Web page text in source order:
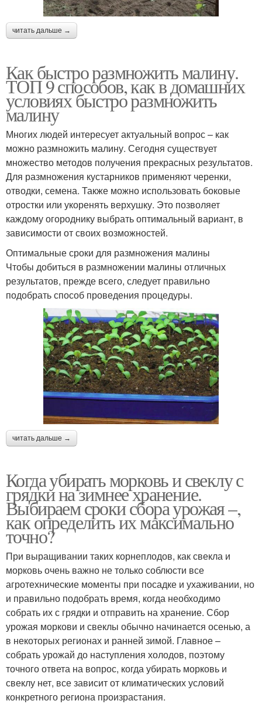
читать дальше →
Как быстро размножить малину.
ТОП 9 способов, как в домашних
условиях быстро размножить
малину
Многих людей интересует актуальный вопрос – как
можно размножить малину. Сегодня существует
множество методов получения прекрасных результатов.
Для размножения кустарников применяют черенки,
отводки, семена. Также можно использовать боковые
отростки или укоренять верхушку. Это позволяет
каждому огороднику выбрать оптимальный вариант, в
зависимости от своих возможностей.
Оптимальные сроки для размножения малины
Чтобы добиться в размножении малины отличных
результатов, прежде всего, следует правильно
подобрать способ проведения процедуры.
читать дальше →
Когда убирать морковь и свеклу с
грядки на зимнее хранение.
Выбираем сроки сбора урожая –,
как определить их максимально
точно?
При выращивании таких корнеплодов, как свекла и
морковь очень важно не только соблюсти все
агротехнические моменты при посадке и ухаживании, но
и правильно подобрать время, когда необходимо
собрать их с грядки и отправить на хранение. Сбор
урожая моркови и свеклы обычно начинается осенью, а
в некоторых регионах и ранней зимой. Главное –
собрать урожай до наступления холодов, поэтому
точного ответа на вопрос, когда убирать морковь и
свеклу нет, все зависит от климатических условий
конкретного региона произрастания.